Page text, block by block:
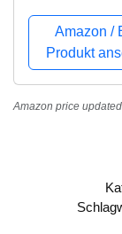
Mädchen
150cm Fuchs
Wald | Tiere
Wandtattoo
Wandsticker
Amazon /
Produkt
Amazon price